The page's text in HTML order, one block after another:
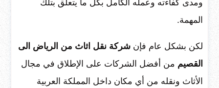
ومدى كفاءته وعمله الكامل بكل ما يتعلق بتلك
المهمة.
لكن بشكل عام فإن شركة نقل اثاث من الرياض الى
القصيم من أفضل الشركات على الإطلاق في مجال
الأثاث ونقله من أي مكان داخل المملكة العربية